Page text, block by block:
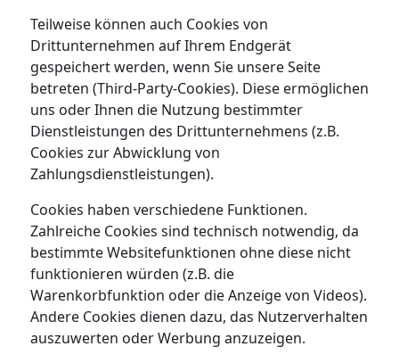
Teilweise können auch Cookies von
Drittunternehmen auf Ihrem Endgerät
gespeichert werden, wenn Sie unsere Seite
betreten (Third-Party-Cookies). Diese ermöglichen
uns oder Ihnen die Nutzung bestimmter
Dienstleistungen des Drittunternehmens (z.B.
Cookies zur Abwicklung von
Zahlungsdienstleistungen).
Cookies haben verschiedene Funktionen.
Zahlreiche Cookies sind technisch notwendig, da
bestimmte Websitefunktionen ohne diese nicht
funktionieren würden (z.B. die
Warenkorbfunktion oder die Anzeige von Videos).
Andere Cookies dienen dazu, das Nutzerverhalten
auszuwerten oder Werbung anzuzeigen.